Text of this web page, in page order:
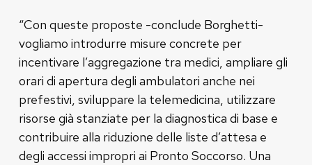
“Con queste proposte -conclude Borghetti-
vogliamo introdurre misure concrete per
incentivare l’aggregazione tra medici, ampliare gli
orari di apertura degli ambulatori anche nei
prefestivi, sviluppare la telemedicina, utilizzare
risorse già stanziate per la diagnostica di base e
contribuire alla riduzione delle liste d’attesa e
degli accessi impropri ai Pronto Soccorso. Una